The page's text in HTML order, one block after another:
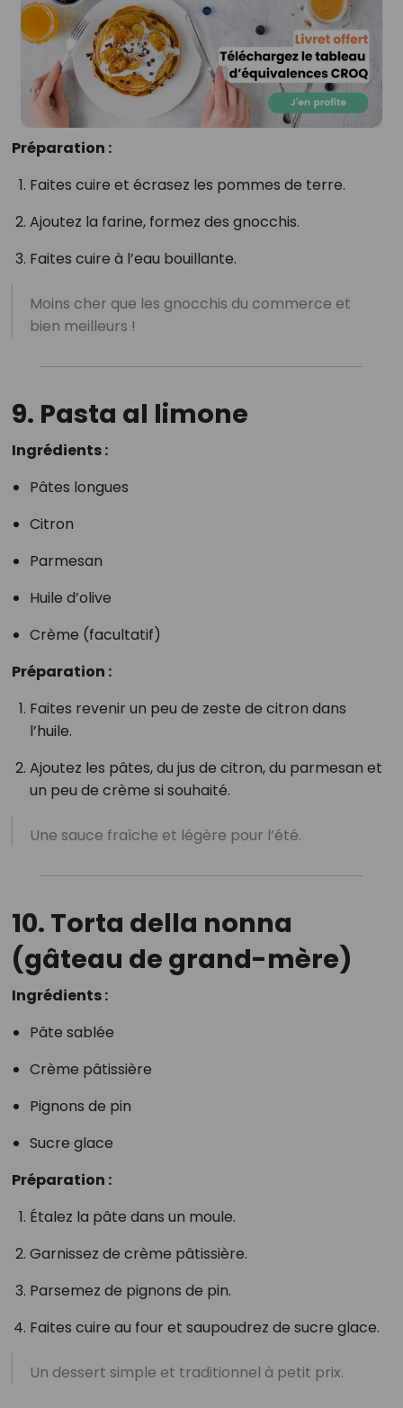
Préparation :
Faites cuire et écrasez les pommes de terre.
Ajoutez la farine, formez des gnocchis.
Faites cuire à l’eau bouillante.
Moins cher que les gnocchis du commerce et
bien meilleurs !
9. Pasta al limone
Ingrédients :
Pâtes longues
Citron
Parmesan
Huile d’olive
Crème (facultatif)
Préparation :
Faites revenir un peu de zeste de citron dans
l’huile.
Ajoutez les pâtes, du jus de citron, du parmesan et
un peu de crème si souhaité.
Une sauce fraîche et légère pour l’été.
10. Torta della nonna
(gâteau de grand-mère)
Ingrédients :
Pâte sablée
Crème pâtissière
Pignons de pin
Sucre glace
Préparation :
Étalez la pâte dans un moule.
Garnissez de crème pâtissière.
Parsemez de pignons de pin.
Faites cuire au four et saupoudrez de sucre glace.
Un dessert simple et traditionnel à petit prix.